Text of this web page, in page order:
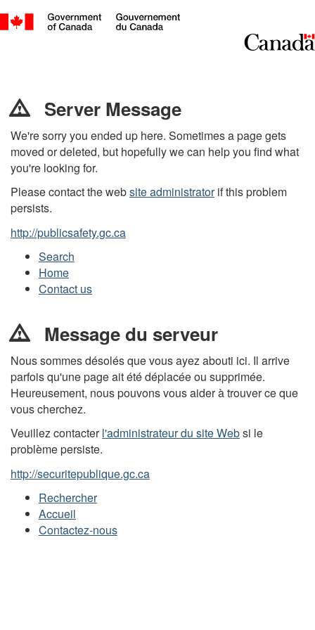
Message
Message
du
serveur
Server Message
We're sorry you ended up here. Sometimes a page gets
moved or deleted, but hopefully we can help you find what
you're looking for.
Please contact the website administratorif this problem
persists.
http://publicsafety.gc.ca
Search
Home
Contact us
Message du serveur
Nous sommes désolés que vous ayez abouti ici. Il arrive
parfois qu'une page ait été déplacée ou supprimée.
Heureusement, nous pouvons vous aider à trouver ce que
vous cherchez.
Veuillez contacterl'administrateur du site Websi le
problème persiste.
http://securitepublique.gc.ca
Rechercher
Accueil
Contactez-nous